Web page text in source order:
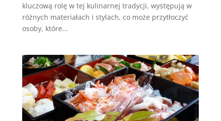
kluczową rolę w tej kulinarnej tradycji, występują w
różnych materiałach i stylach, co może przytłoczyć
osoby, które...